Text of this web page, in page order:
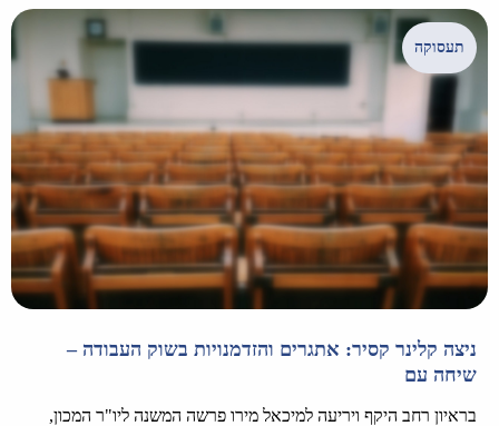
ניצה קלינר קסיר: אתגרים והזדמנויות בשוק העבודה –
שיחה עם
בראיון רחב היקף ויריעה למיכאל מירו פרשה המשנה ליו"ר המכון,
תעסוקה